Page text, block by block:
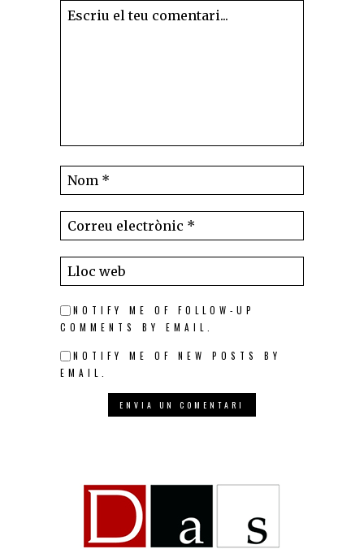
NOTIFY ME OF FOLLOW-UP
COMMENTS BY EMAIL.
NOTIFY ME OF NEW POSTS BY
EMAIL.